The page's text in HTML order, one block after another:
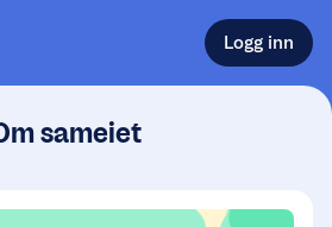
Logg inn
sameiet